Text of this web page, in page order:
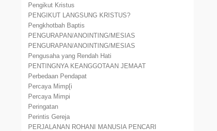
Pengikut Kristus
PENGIKUT LANGSUNG KRISTUS?
Pengkhotbah Baptis
PENGURAPAN/ANOINTING/MESIAS
PENGURAPAN/ANOINTING/MESIAS
Pengusaha yang Rendah Hati
PENTINGNYA KEANGGOTAAN JEMAAT
Perbedaan Pendapat
Percaya Mimp[i
Percaya Mimpi
Peringatan
Perintis Gereja
PERJALANAN ROHANI MANUSIA PENCARI